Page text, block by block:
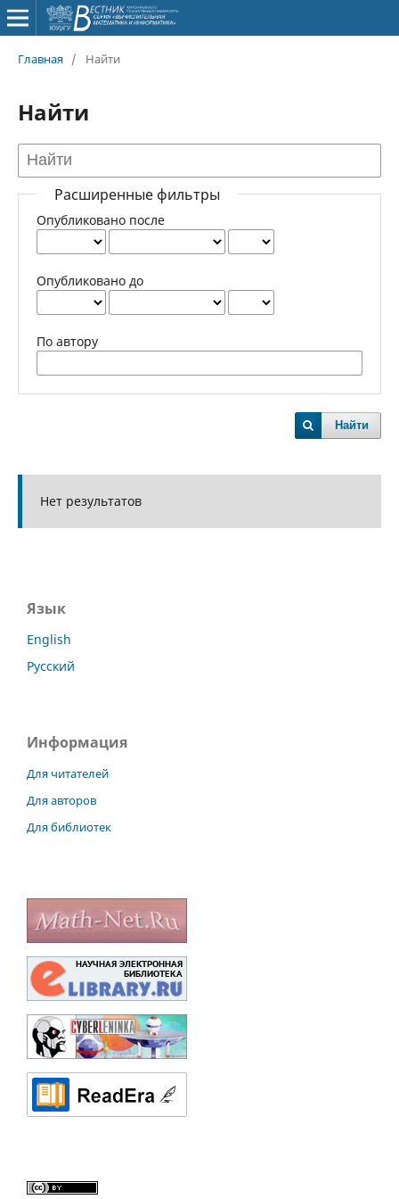
Главная / Найти
Найти
Расширенные фильтры
Опубликовано после
Опубликовано до
По автору
Найти
Нет результатов
Язык
English
Русский
Информация
Для читателей
Для авторов
Для библиотек